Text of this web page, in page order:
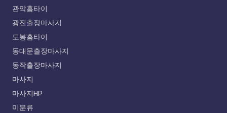
관악홈타이
광진출장마사지
도봉홈타이
동대문출장마사지
동작출장마사지
마사지
마사지HP
미분류